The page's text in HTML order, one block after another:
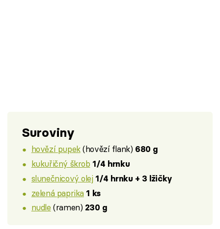
Suroviny
hovězí pupek(hovězí flank) 680 g
kukuřičný škrob 1/4 hrnku
slunečnicový olej 1/4 hrnku + 3 lžičky
zelená paprika 1 ks
nudle (ramen) 230 g